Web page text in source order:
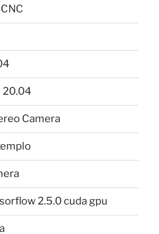
20.04
Camera
2.5.0 cuda gpu